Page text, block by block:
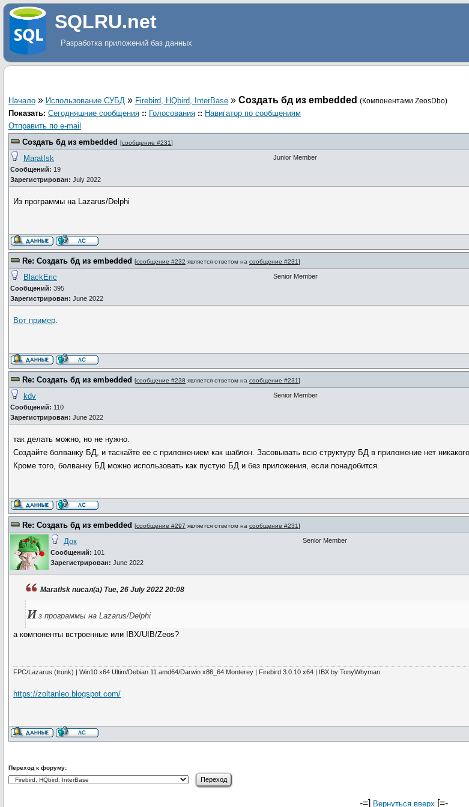
SQLRU.net
Разработка приложений баз данных
Начало » Использование СУБД » Firebird, HQbird, InterBase » Создать бд из embedded (Компонентами ZeosDbo)
Показать: Сегодняшние сообщения :: Голосования :: Навигатор по сообщениям
Отправить по e-mail
Создать бд из embedded [сообщение #231]
MaratIsk
Сообщений: 19
Зарегистрирован: July 2022
Junior Member
Из программы на Lazarus/Delphi
Re: Создать бд из embedded [сообщение #232 является ответом на сообщение #231]
BlackEric
Сообщений: 395
Зарегистрирован: June 2022
Senior Member
Вот пример.
Re: Создать бд из embedded [сообщение #238 является ответом на сообщение #231]
kdv
Сообщений: 110
Зарегистрирован: June 2022
Senior Member
так делать можно, но не нужно.
Создайте болванку БД, и таскайте ее с приложением как шаблон. Засовывать всю структуру БД в приложение нет
Кроме того, болванку БД можно использовать как пустую БД и без приложения, если понадобится.
Re: Создать бд из embedded [сообщение #297 является ответом на сообщение #231]
Док
Сообщений: 101
Зарегистрирован: June 2022
Senior Member
MaratIsk писал(а) Tue, 26 July 2022 20:08
Из программы на Lazarus/Delphi
а компоненты встроенные или IBX/UIB/Zeos?
FPC/Lazarus (trunk) | Win10 x64 Ultim/Debian 11 amd64/Darwin x86_64 Monterey | Firebird 3.0.10 x64 | IBX by TonyWhyman
https://zoltanleo.blogspot.com/
Переход к форуму:
-=] Вернуться вверх [=-